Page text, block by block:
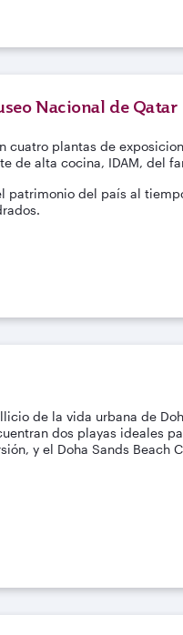
Nacional de Qatar
cuatro plantas de
de alta cocina, IDAM, del
patrimonio del país al
de la vida urbana de
dos playas ideales
y el Doha Sands Beach